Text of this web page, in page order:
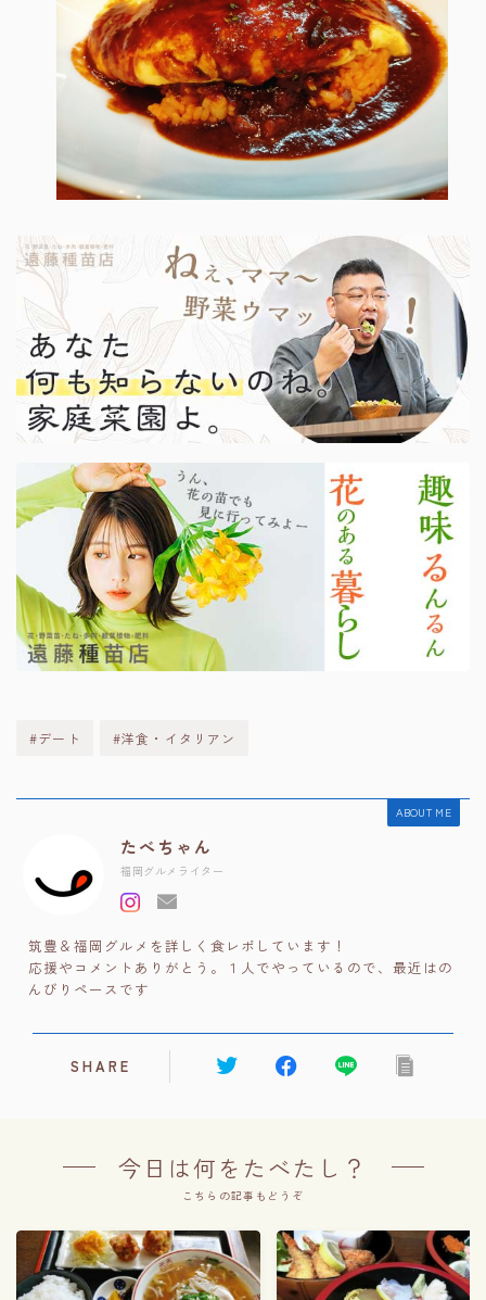
#デート #洋食・イタリアン
ABOUT ME
たべちゃん
福岡グルメライター
筑豊＆福岡グルメを詳しく食レポしています！
応援やコメントありがとう。１人でやっているので、最近はの
んびりペースです
SHARE
今日は何をたべたし？
こちらの記事もどうぞ